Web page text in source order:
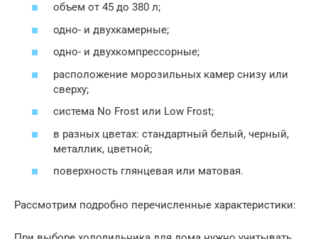
объем от 45 до 380 л;
одно- и двухкамерные;
одно- и двухкомпрессорные;
расположение морозильных камер снизу или
сверху;
система No Frost или Low Frost;
в разных цветах: стандартный белый, черный,
металлик, цветной;
поверхность глянцевая или матовая.
Рассмотрим подробно перечисленные характеристики: